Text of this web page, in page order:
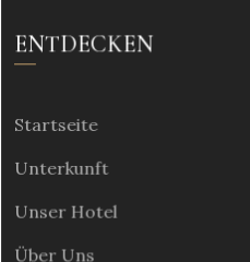
ENTDECKEN
Startseite
Unterkunft
Unser Hotel
Über Uns